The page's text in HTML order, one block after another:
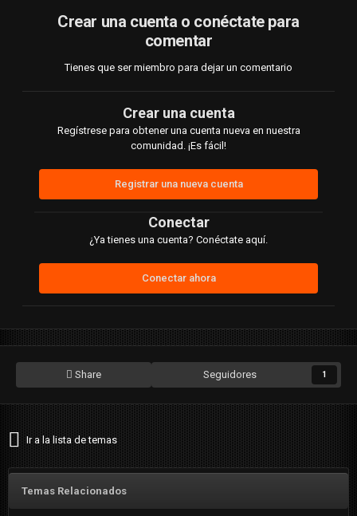
Crear una cuenta o conéctate para
comentar
Tienes que ser miembro para dejar un comentario
Crear una cuenta
Regístrese para obtener una cuenta nueva en nuestra
comunidad. ¡Es fácil!
Registrar una nueva cuenta
Conectar
¿Ya tienes una cuenta? Conéctate aquí.
Conectar ahora
Share Seguidores 1
Ir a la lista de temas
Temas Relacionados